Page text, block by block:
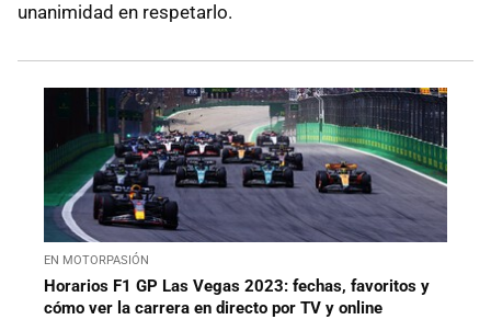
unanimidad en respetarlo.
EN MOTORPASIÓN
Horarios F1 GP Las Vegas 2023: fechas, favoritos y
cómo ver la carrera en directo por TV y online